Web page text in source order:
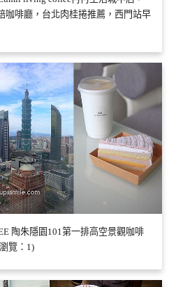
咖啡廳，台北肉桂捲推薦，西門站早
陶朱隱園101第一排高空景觀咖啡
覽：1)